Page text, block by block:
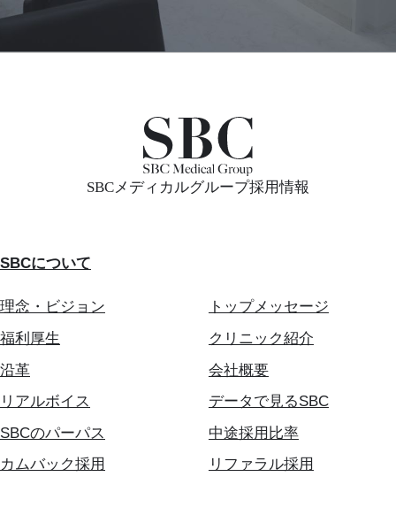
SBCメディカルグループ採用情報
SBCについて
理念・ビジョン
トップメッセージ
福利厚生
クリニック紹介
沿革
会社概要
リアルボイス
データで見るSBC
SBCのパーパス
中途採用比率
カムバック採用
リファラル採用